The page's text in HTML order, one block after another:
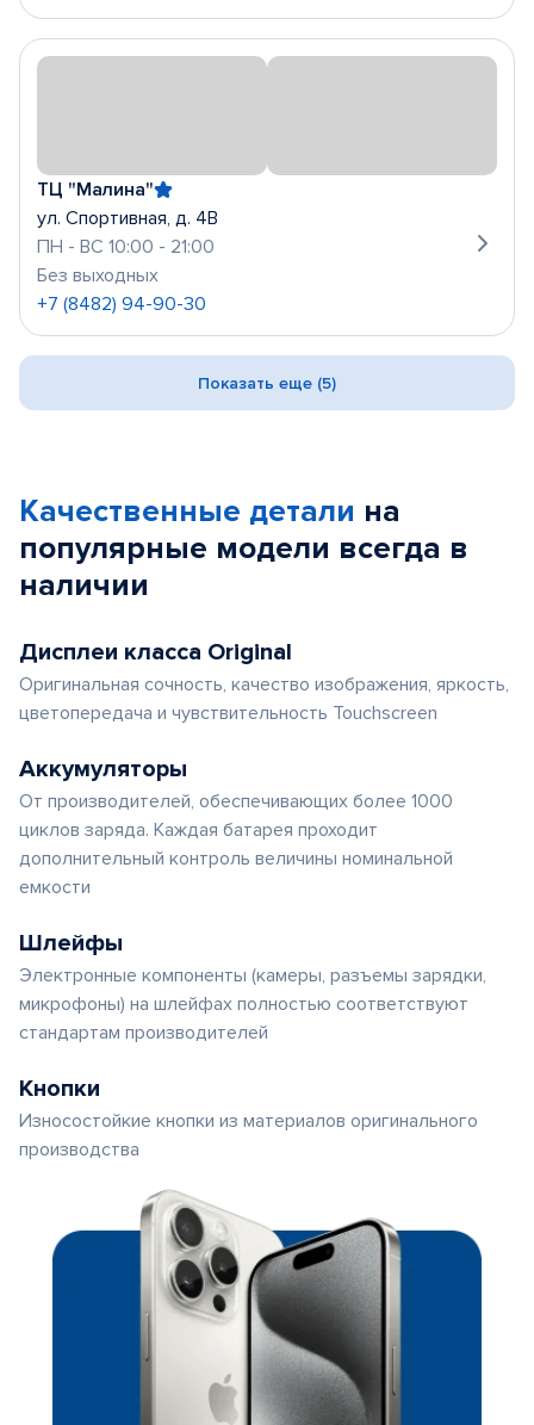
ТЦ "Малина"
ул. Спортивная, д. 4В
ПН - ВС 10:00 - 21:00
Без выходных
+7 (8482) 94-90-30
Показать еще (5)
Качественные детали на
популярные модели всегда в
наличии
Дисплеи класса Original
Оригинальная сочность, качество изображения, яркость,
цветопередача и чувствительность Touchscreen
Аккумуляторы
От производителей, обеспечивающих более 1000
циклов заряда. Каждая батарея проходит
дополнительный контроль величины номинальной
емкости
Шлейфы
Электронные компоненты (камеры, разъемы зарядки,
микрофоны) на шлейфах полностью соответствуют
стандартам производителей
Кнопки
Износостойкие кнопки из материалов оригинального
производства